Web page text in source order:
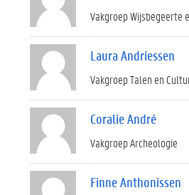
Vakgroep Wijsbegeerte
Laura Andriessen
Vakgroep Talen en
Coralie André
Vakgroep Archeologie
Finne Anthonissen